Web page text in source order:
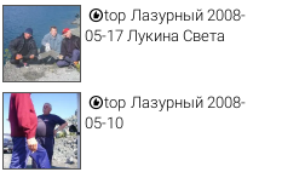
top Лазурный 2008-
05-17 Лукина Света
top Лазурный 2008-
05-10